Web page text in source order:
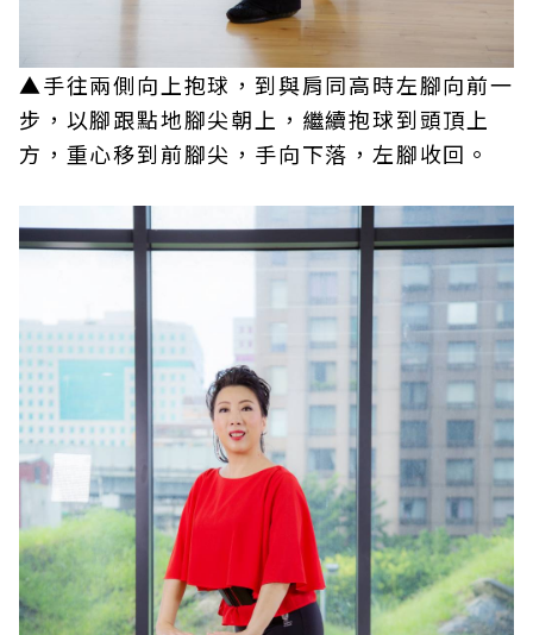
▲手往兩側向上抱球，到與肩同高時左腳向前一
步，以腳跟點地腳尖朝上，繼續抱球到頭頂上
方，重心移到前腳尖，手向下落，左腳收回。